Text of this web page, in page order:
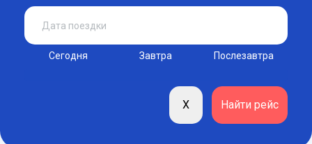
Сегодня Завтра Послезавтра